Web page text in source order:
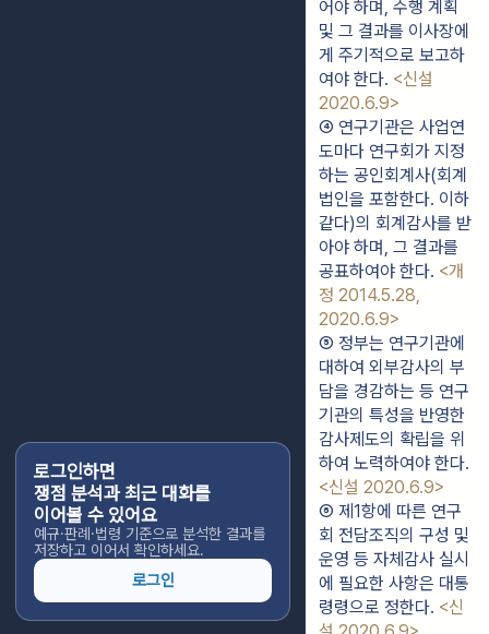
로그인하면
쟁점 분석과 최근 대화를
이어볼 수 있어요
예규·판례·법령 기준으로 분석한 결과를
저장하고 이어서 확인하세요.
로그인
어야 하며, 수행 계획
및 그 결과를 이사장에
게 주기적으로 보고하
여야 한다. <신설
2020.6.9>
④ 연구기관은 사업연
도마다 연구회가 지정
하는 공인회계사(회계
법인을 포함한다. 이하
같다)의 회계감사를 받
아야 하며, 그 결과를
공표하여야 한다. <개
정 2014.5.28,
2020.6.9>
⑤ 정부는 연구기관에
대하여 외부감사의 부
담을 경감하는 등 연구
기관의 특성을 반영한
감사제도의 확립을 위
<신설 2020.6.9>
⑥ 제1항에 따른 연구
회 전담조직의 구성 및
운영 등 자체감사 실시
에 필요한 사항은 대통
령령으로 정한다. <신